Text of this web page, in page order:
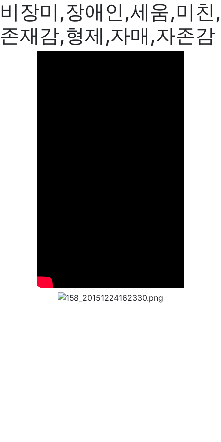
비장미,장애인,세움,미친,
존재감,형제,자매,자존감